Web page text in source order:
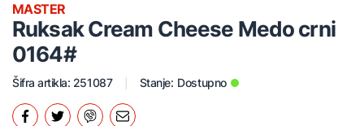
Ruksak Cream Cheese Medo crni
0164#
MASTER
Šifra artikla: 251087 Stanje: Dostupno